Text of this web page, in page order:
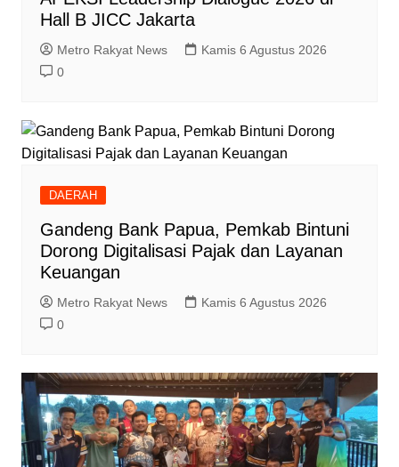
Hall B JICC Jakarta
Metro Rakyat News
Kamis 6 Agustus 2026
0
DAERAH
Gandeng Bank Papua, Pemkab Bintuni
Dorong Digitalisasi Pajak dan Layanan
Keuangan
Metro Rakyat News
Kamis 6 Agustus 2026
0